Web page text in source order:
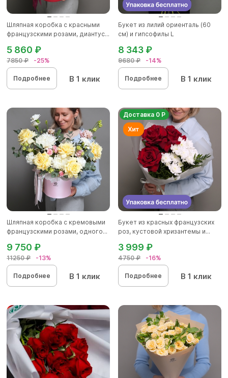
Шляпная коробка с красными
французскими розами, диантус...
7850 ₽ -25%
5 860 ₽
Подробнее В 1 клик
Букет из лилий ориенталь (60
см) и гипсофилы L
9680 ₽ -14%
8 343 ₽
Подробнее В 1 клик
Шляпная коробка с кремовыми
французскими розами, одного...
11250 ₽ -13%
9 750 ₽
Подробнее В 1 клик
Доставка 0 Р
Букет из красных французских
роз, кустовой хризантемы и...
4750 ₽ -16%
3 999 ₽
Подробнее В 1 клик